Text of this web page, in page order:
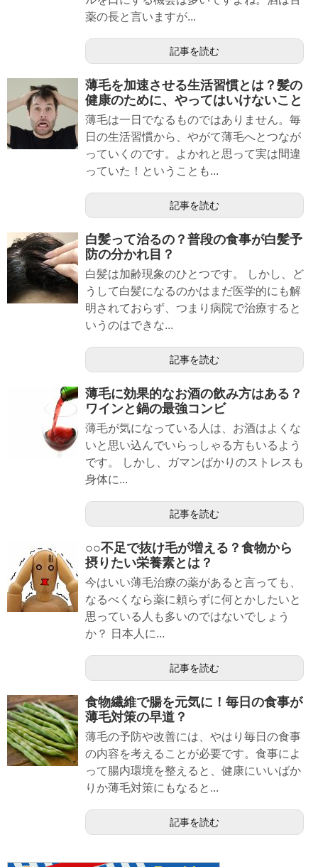
薬の長と言いますが...
記事を読む
薄毛を加速させる生活習慣とは？髪の
健康のために、やってはいけないこと
薄毛は一日でなるものではありません。毎
日の生活習慣から、やがて薄毛へとつなが
っていくのです。よかれと思って実は間違
っていた！ということも...
記事を読む
白髪って治るの？普段の食事が白髪予
防の分かれ目？
白髪は加齢現象のひとつです。 しかし、ど
うして白髪になるのかはまだ医学的にも解
明されておらず、つまり病院で治療すると
いうのはできな...
記事を読む
薄毛に効果的なお酒の飲み方はある？
ワインと鍋の最強コンビ
薄毛が気になっている人は、お酒はよくな
いと思い込んでいらっしゃる方もいるよう
です。 しかし、ガマンばかりのストレスも
身体に...
記事を読む
○○不足で抜け毛が増える？食物から
摂りたい栄養素とは？
今はいい薄毛治療の薬があると言っても、
なるべくなら薬に頼らずに何とかしたいと
思っている人も多いのではないでしょう
か？ 日本人に...
記事を読む
食物繊維で腸を元気に！毎日の食事が
薄毛対策の早道？
薄毛の予防や改善には、やはり毎日の食事
の内容を考えることが必要です。食事によ
って腸内環境を整えると、健康にいいばか
りか薄毛対策にもなると...
記事を読む